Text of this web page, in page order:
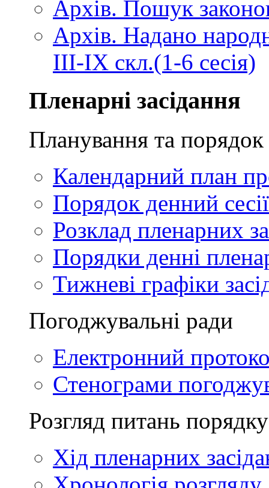
Архів. Пошук
Архів. Надано
III-IX скл.(1-6 сесія)
Пленарні засідання
Планування та порядок
Календарний план
Порядок денний сесії
Розклад пленарних
Порядки денні
Тижневі графіки
Погоджувальні ради
Електронний
Стенограми
Розгляд питань
Хід пленарних